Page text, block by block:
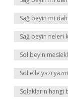
Sağ beyin mi
Sağ beyin neleri
Sol beyin
Sol elle yazı
Solakların hangi